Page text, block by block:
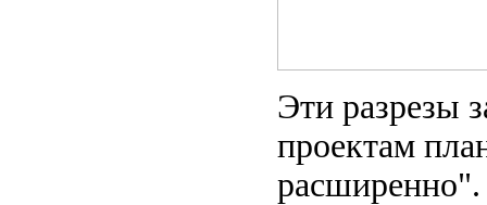
Эти разрезы
проектам
расширенно".